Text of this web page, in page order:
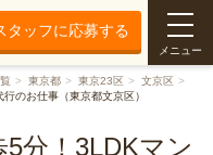
タッフに応募する
メニュー
東京都 東京23区
文京区
のお仕事（東京都文京区）
分！3LDKマン